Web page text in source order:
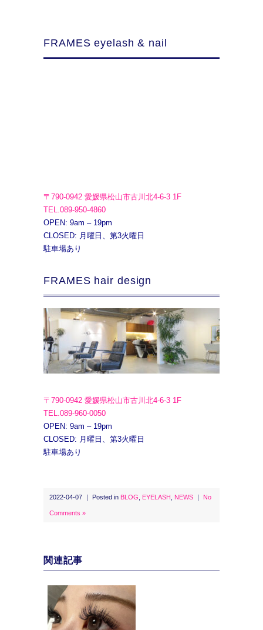
FRAMES eyelash & nail
〒790-0942 愛媛県松山市古川北4-6-3 1F
TEL.089-950-4860
OPEN: 9am – 19pm
CLOSED: 月曜日、第3火曜日
駐車場あり
FRAMES hair design
〒790-0942 愛媛県松山市古川北4-6-3 1F
TEL.089-960-0050
OPEN: 9am – 19pm
CLOSED: 月曜日、第3火曜日
駐車場あり
2022-04-07 ｜ Posted in BLOG EYELASH NEWS ｜ No
Comments »
関連記事